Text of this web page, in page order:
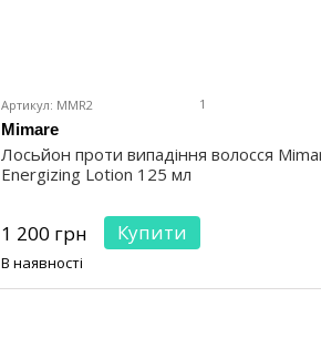
Артикул: MMR2 1
Mimare
Лосьйон проти випадіння волосся
Energizing Lotion 125 мл
1 200 грн Купити
В наявності